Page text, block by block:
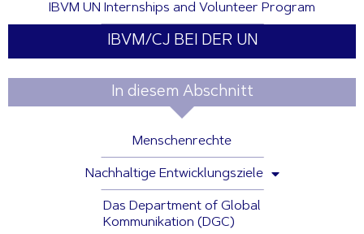
IBVM UN Internships and Volunteer Program
IBVM/CJ BEI DER UN
In diesem Abschnitt
Menschenrechte
Nachhaltige Entwicklungsziele
Das Department of Global
Kommunikation (DGC)